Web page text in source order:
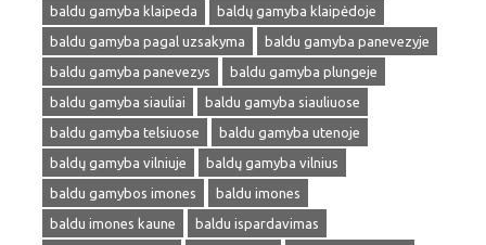
baldu gamyba klaipeda
baldų gamyba klaipėdoje
baldu gamyba pagal uzsakyma
baldu gamyba panevezyje
baldu gamyba panevezys
baldu gamyba plungeje
baldu gamyba siauliai
baldu gamyba siauliuose
baldu gamyba telsiuose
baldu gamyba utenoje
baldų gamyba vilniuje
baldų gamyba vilnius
baldu gamybos imones
baldu imones
baldu imones kaune
baldu ispardavimas